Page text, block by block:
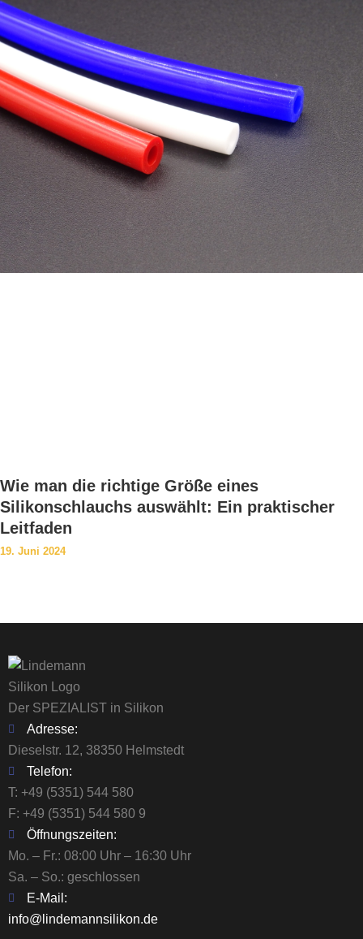
Wie man die richtige Größe eines
Silikonschlauchs auswählt: Ein praktischer
Leitfaden
19. Juni 2024
Der SPEZIALIST in Silikon
Adresse:
Dieselstr. 12, 38350 Helmstedt
Telefon:
T: +49 (5351) 544 580
F: +49 (5351) 544 580 9
Öffnungszeiten:
Mo. – Fr.: 08:00 Uhr – 16:30 Uhr
Sa. – So.: geschlossen
E-Mail:
info@lindemannsilikon.de